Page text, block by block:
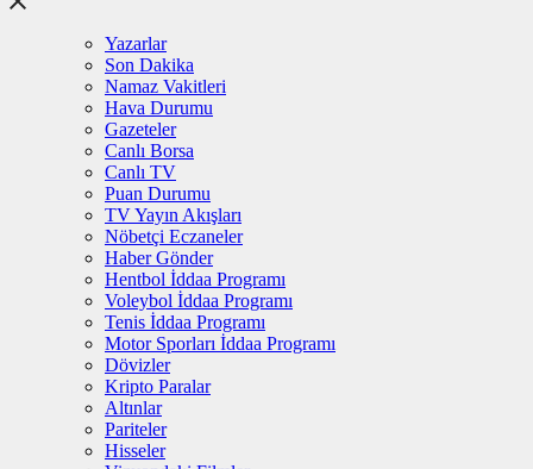
Yazarlar
Son Dakika
Namaz Vakitleri
Hava Durumu
Gazeteler
Canlı Borsa
Canlı TV
Puan Durumu
TV Yayın Akışları
Nöbetçi Eczaneler
Haber Gönder
Hentbol İddaa Programı
Voleybol İddaa Programı
Tenis İddaa Programı
Motor Sporları İddaa Programı
Dövizler
Kripto Paralar
Altınlar
Pariteler
Hisseler